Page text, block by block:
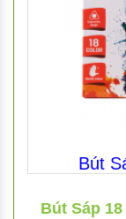
Bút
Bút Sáp